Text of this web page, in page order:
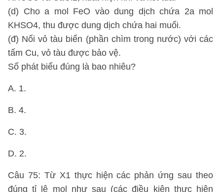
(d) Cho a mol FeO vào dung dịch chứa 2a mol
KHSO4, thu được dung dịch chứa hai muối.
(đ) Nối vỏ tàu biển (phần chìm trong nước) với các
tấm Cu, vỏ tàu được bảo vệ.
Số phát biểu đúng là bao nhiêu?
A. 1.
B. 4.
C. 3.
D. 2.
Câu 75: Từ X1 thực hiện các phản ứng sau theo
đúng tỉ lệ mol như sau (các điều kiện thực hiện